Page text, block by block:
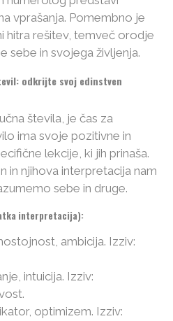
vprašanja. Pomembno je
hitra rešitev, temveč orodje
sebe in svojega življenja.
odkrijte svoj edinstven
števila, je čas za
ima svoje pozitivne in
lekcije, ki jih prinaša.
in njihova interpretacija nam
sebe in druge.
interpretacija):
ambicija. Izziv:
intuicija. Izziv:
optimizem. Izziv: